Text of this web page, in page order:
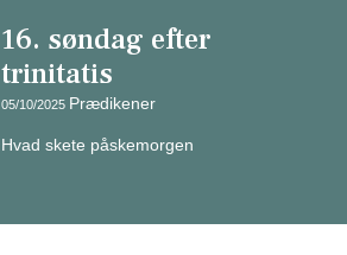
16. søndag efter
trinitatis
05/10/2025 Prædikener
Hvad skete påskemorgen